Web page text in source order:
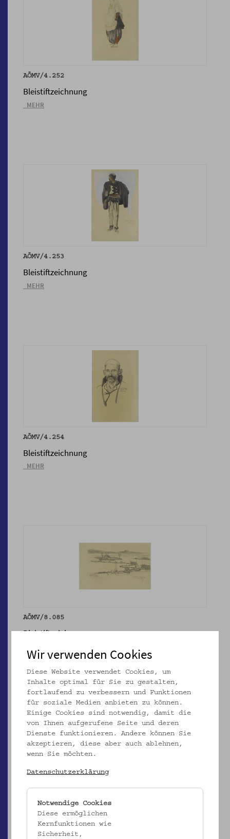
AÖMV/4.252
Bleistiftzeichnung
_MEHR
AÖMV/4.253
Bleistiftzeichnung
_MEHR
AÖMV/4.254
Bleistiftzeichnung
_MEHR
AÖMV/8.085
Bleistiftzeichnung
Bleistiftzeichnung
_MEHR
Wir verwenden Cookies
Diese Website verwendet Cookies, um
Inhalte optimal für Sie zu gestalten,
fortlaufend zu verbessern und Funktionen
für soziale Medien anbieten zu können.
Einige Cookies sind notwendig, damit die
von Ihnen aufgerufene Seite und deren
Dienste funktionieren. Andere können Sie
akzeptieren, diese aber auch ablehnen,
wenn Sie möchten.
Datenschutzerklärung
Notwendige Cookies
Diese ermöglichen
Kernfunktionen wie
Sicherheit,